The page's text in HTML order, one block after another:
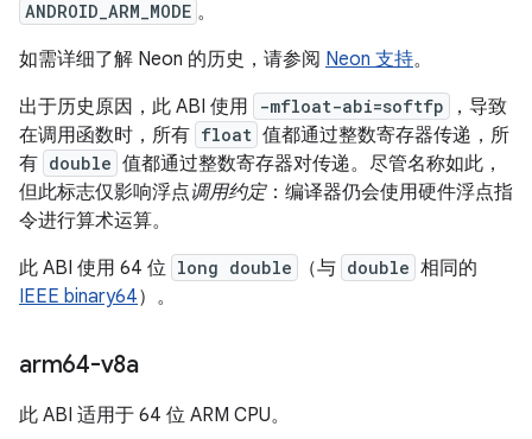
ANDROID_ARM_MODE 。
如需详细了解 Neon 的历史，请参阅 Neon 支持。
出于历史原因，此 ABI 使用
-mfloat-abi=softfp
，导致
在调用函数时，所有 float 值都通过整数寄存器传递，所
有 double 值都通过整数寄存器对传递。尽管名称如此，
但此标志仅影响浮点调用约定：编译器仍会使用硬件浮点指
令进行算术运算。
此 ABI 使用 64 位 long double （与 double 相同的
IEEE binary64）。
arm64-v8a
此 ABI 适用于 64 位 ARM CPU。